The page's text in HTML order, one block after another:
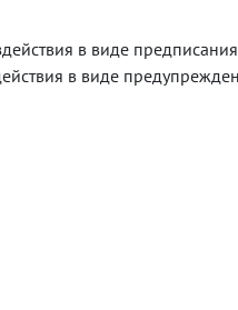
в виде
в виде